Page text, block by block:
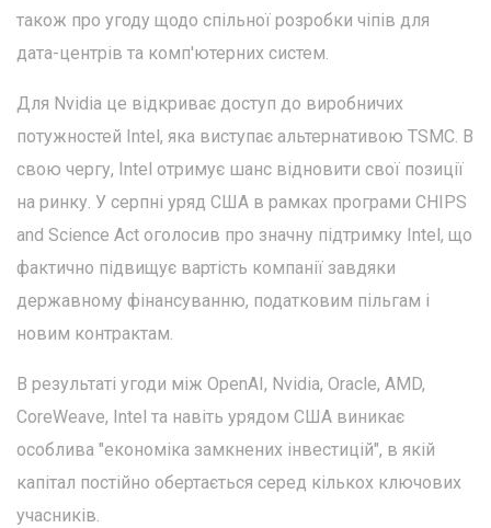
також про угоду щодо спільної розробки чіпів для
дата-центрів та комп'ютерних систем.
Для Nvidia це відкриває доступ до виробничих
потужностей Intel, яка виступає альтернативою TSMC. В
свою чергу, Intel отримує шанс відновити свої позиції
на ринку. У серпні уряд США в рамках програми CHIPS
and Science Act оголосив про значну підтримку Intel, що
фактично підвищує вартість компанії завдяки
державному фінансуванню, податковим пільгам і
новим контрактам.
В результаті угоди між OpenAI, Nvidia, Oracle, AMD,
CoreWeave, Intel та навіть урядом США виникає
особлива "економіка замкнених інвестицій", в якій
капітал постійно обертається серед кількох ключових
учасників.